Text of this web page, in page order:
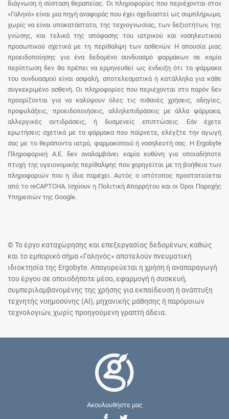
διάγνωση ή σύσταση θεραπείας. Οι πληροφορίες που περιέχονται στον
«Γαληνό» είναι μια πηγή αναφοράς που έχει σχεδιαστεί ως συμπλήρωμα,
χωρίς να είναι υποκατάστατο, της τεχνογνωσίας, των δεξιοτήτων, της
γνώσης, και τελικά της απόφασης του ιατρικού και νοσηλευτικού
προσωπικού σχετικά με τη περίθαλψη των ασθενών. Η απουσία μιας
προειδοποίησης για ένα δεδομένο συνδυασμό φαρμάκων σε καμία
περίπτωση δεν θα πρέπει να ερμηνευθεί ως ένδειξη ότι τα φάρμακα
του συνδυασμού είναι ασφαλή, αποτελεσματικά ή κατάλληλα για κάθε
συγκεκριμένο ασθενή. Οι πληροφορίες που περιέχονται στο παρόν δεν
προορίζονται για να καλύψουν όλες τις πιθανές χρήσεις, οδηγίες,
προφυλάξεις, προειδοποιήσεις, αλληλεπιδράσεις με άλλα φάρμακα,
αλλεργικές αντιδράσεις, ή δυσμενείς επιπτώσεις. Εάν έχετε
ερωτήσεις σχετικά με τα φάρμακα που παίρνετε, ελέγξτε την αγωγή
σας με το θεράποντα ιατρό, φαρμακοποιό ή νοσηλευτή σας. Η Ergobyte
Πληροφορική Α.Ε. δεν αναλαμβάνει καμία ευθύνη για οποιαδήποτε
πτυχή της υγειονομικής περίθαλψης που χορηγείται με τη βοήθεια των
πληροφοριών που η ίδια παρέχει. Αυτός ο ιστότοπος προστατεύεται
από το reCAPTCHA. Ισχύουν η Πολιτική Απορρήτου και οι Όροι Παροχής
Υπηρεσιών της Google.
© Το έργο καταχώρησης και επεξεργασίας δεδομένων, καθώς
και το εμπορικό σήμα «Γαληνός» αποτελούν πνευματική
ιδιοκτησία της Ergobyte. Απαγορεύεται η χρήση ή αναπαραγωγή
του έργου σε οποιοδήποτε μέσο, εφαρμογή ή συσκευή,
συμπεριλαμβανομένης της χρήσης για εκπαίδευση ή ανάπτυξη
τεχνητής νοημοσύνης (AI), μηχανικής μάθησης ή παρόμοιων
τεχνολογιών, χωρίς προηγούμενη γραπτή άδεια.
Ακουλουθήστε μας